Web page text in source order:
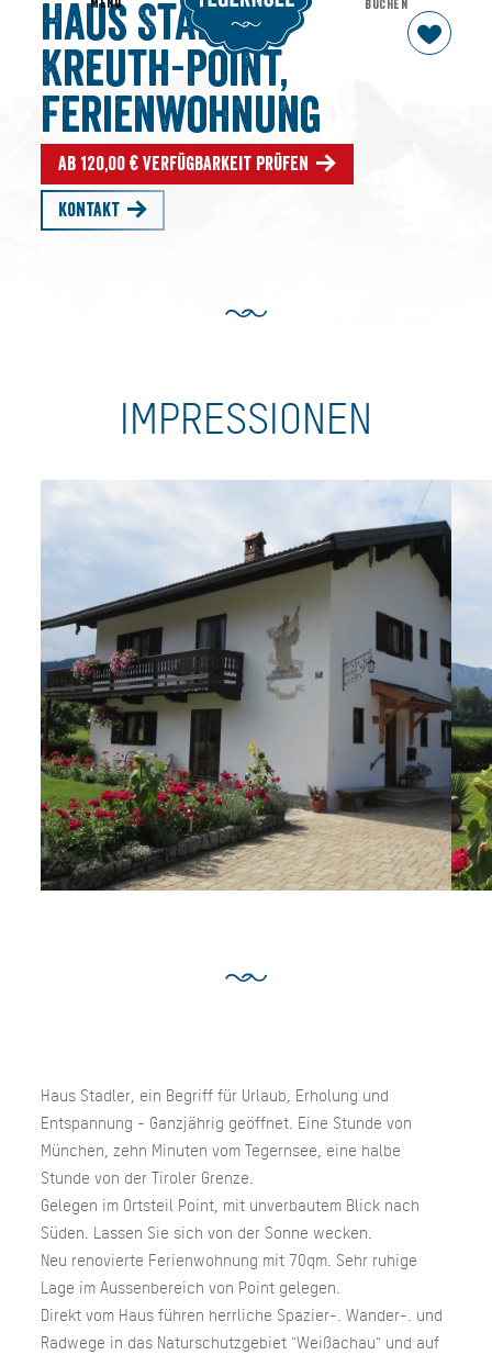
Haus Stadler,
Kreuth-Point,
Ferienwohnung
Ab 120,00 € Verfügbarkeit prüfen
Kontakt
IMPRESSIONEN
Haus Stadler, ein Begriff für Urlaub, Erholung und
Entspannung - Ganzjährig geöffnet. Eine Stunde von
München, zehn Minuten vom Tegernsee, eine halbe
Stunde von der Tiroler Grenze.
Gelegen im Ortsteil Point, mit unverbautem Blick nach
Süden. Lassen Sie sich von der Sonne wecken.
Neu renovierte Ferienwohnung mit 70qm. Sehr ruhige
Lage im Aussenbereich von Point gelegen.
Direkt vom Haus führen herrliche Spazier-. Wander-. und
Radwege in das Naturschutzgebiet "Weißachau" und auf
MENU BUCHEN